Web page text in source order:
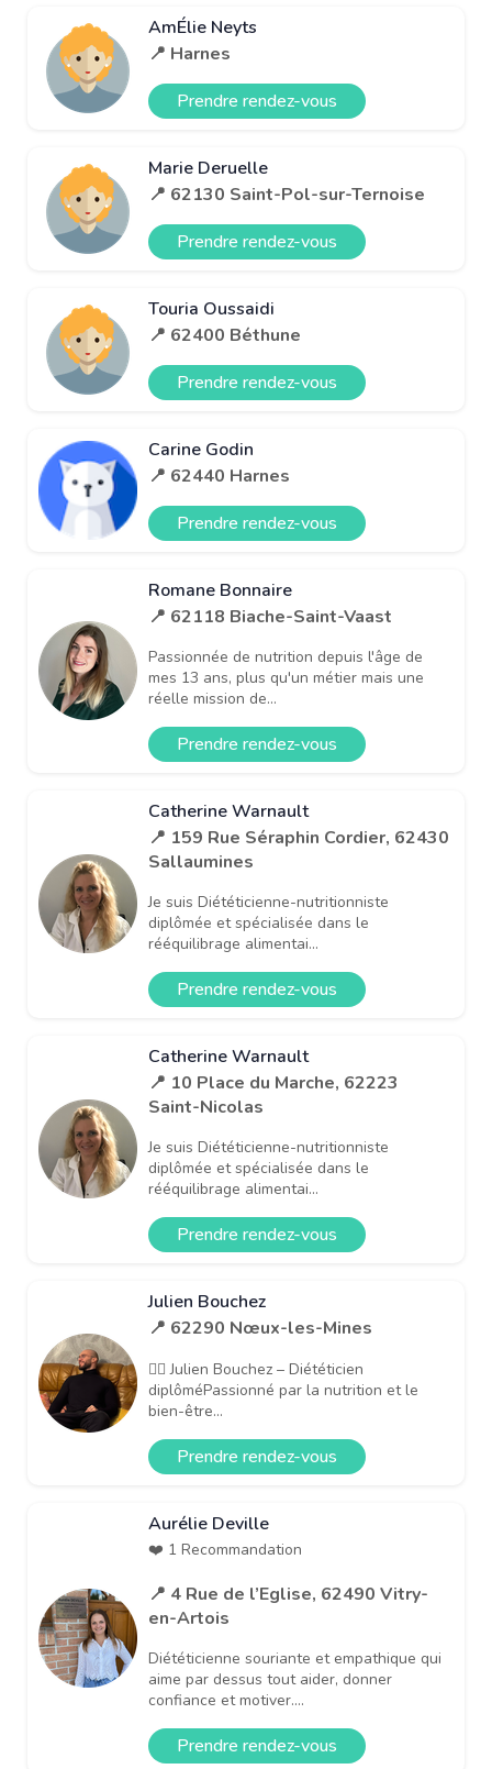
AmÉlie Neyts
📍 Harnes
Prendre rendez-vous
Marie Deruelle
📍 62130 Saint-Pol-sur-Ternoise
Prendre rendez-vous
Touria Oussaidi
📍 62400 Béthune
Prendre rendez-vous
Carine Godin
📍 62440 Harnes
Prendre rendez-vous
Romane Bonnaire
📍 62118 Biache-Saint-Vaast
Passionnée de nutrition depuis l'âge de
mes 13 ans, plus qu'un métier mais une
réelle mission de...
Prendre rendez-vous
Catherine Warnault
📍 159 Rue Séraphin Cordier, 62430
Sallaumines
Je suis Diététicienne-nutritionniste
diplômée et spécialisée dans le
rééquilibrage alimentai...
Prendre rendez-vous
Catherine Warnault
📍 10 Place du Marche, 62223
Saint-Nicolas
Je suis Diététicienne-nutritionniste
diplômée et spécialisée dans le
rééquilibrage alimentai...
Prendre rendez-vous
Julien Bouchez
📍 62290 Nœux-les-Mines
👨‍⚕️ Julien Bouchez – Diététicien
diplôméPassionné par la nutrition et le
bien-être...
Prendre rendez-vous
Aurélie Deville
❤️ 1 Recommandation
📍 4 Rue de l’Eglise, 62490 Vitry-
en-Artois
Diététicienne souriante et empathique qui
aime par dessus tout aider, donner
confiance et motiver....
Prendre rendez-vous